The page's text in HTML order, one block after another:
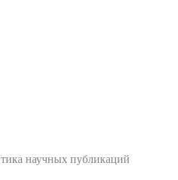
научных публикаций